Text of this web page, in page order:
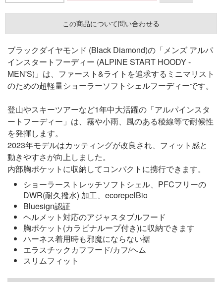
この商品について問い合わせる
ブラックダイヤモンド (Black Diamond)の「メンズ アルパ
インスタートフーディー (ALPINE START HOODY -
MEN'S)」は、ファースト&ライトを追求するミニマリスト
のための超軽量ショーラーソフトシェルフーディーです。
登山やスキーツアーなど1年中大活躍の「アルパインスタ
ートフーディー」は、霧や小雨、風のある稜線等で耐候性
を発揮します。
2023年モデルはカッティングが改良され、フィット感と
動きやすさが向上しました。
内部胸ポケットに収納してコンパクトに携行できます。
ショーラーストレッチソフトシェル、PFCフリーの
DWR(耐久撥水) 加工、ecorepelBio
Bluesign認証
ヘルメット対応のアジャスタブルフード
胸ポケット(カラビナループ付き)に収納できます
ハーネス着用時も邪魔にならない裾
エラスチックカフフード/カフ/ヘム
スリムフィット